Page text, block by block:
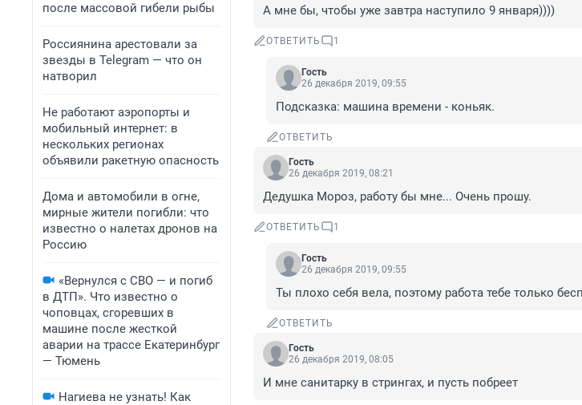
после массовой гибели рыбы
Россиянина арестовали за
звезды в Telegram — что он
натворил
Не работают аэропорты и
мобильный интернет: в
нескольких регионах
объявили ракетную опасность
Дома и автомобили в огне,
мирные жители погибли: что
известно о налетах дронов на
Россию
«Вернулся с СВО — и погиб
в ДТП». Что известно о
чоповцах, сгоревших в
машине после жесткой
аварии на трассе Екатеринбург
— Тюмень
Нагиева не узнать! Как
А мне бы, чтобы уже завтра наступило 9 января))))
ОТВЕТИТЬ 1
Гость
26 декабря 2019, 09:55
Подсказка: машина времени - коньяк.
ОТВЕТИТЬ
Гость
26 декабря 2019, 08:21
Дедушка Мороз, работу бы мне... Очень прошу.
ОТВЕТИТЬ 1
Гость
26 декабря 2019, 09:55
Ты плохо себя вела, поэтому работа тебе только
ОТВЕТИТЬ
Гость
26 декабря 2019, 08:05
И мне сaнитaрку в стрингaх, и пусть побреет